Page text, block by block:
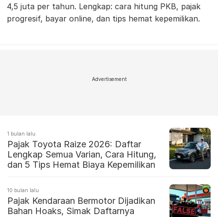
4,5 juta per tahun. Lengkap: cara hitung PKB, pajak
progresif, bayar online, dan tips hemat kepemilikan.
Advertisement
1 bulan lalu
Pajak Toyota Raize 2026: Daftar
Lengkap Semua Varian, Cara Hitung,
dan 5 Tips Hemat Biaya Kepemilikan
10 bulan lalu
Pajak Kendaraan Bermotor Dijadikan
Bahan Hoaks, Simak Daftarnya